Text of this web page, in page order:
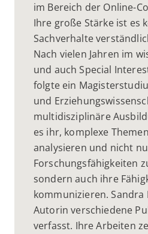
im Bereich der Online-
Ihre große Stärke ist es
Sachverhalte
Nach vielen Jahren im
und auch Special
folgte ein
und
multidisziplinäre
es ihr, komplexe
analysieren und nicht
Forschungsfähigkeiten
sondern auch ihre
kommunizieren. Sandra
Autorin verschiedene
verfasst. Ihre Arbeiten